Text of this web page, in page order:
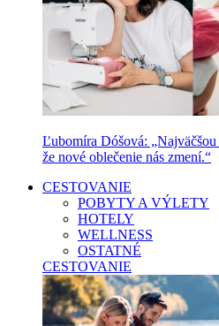
Ľubomíra Dóšová:
že nové oblečenie nás zmení.“
CESTOVANIE
POBYTY A VÝLETY
HOTELY
WELLNESS
OSTATNÉ
CESTOVANIE